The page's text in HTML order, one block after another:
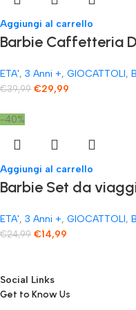
Aggiungi al carrello
​Barbie Caffetteria
ETA', 3 Anni +, GIOCATTOLI,
€39,99 €29,99
-40%
Aggiungi al carrello
Barbie Set da
ETA', 3 Anni +, GIOCATTOLI,
€24,99 €14,99
Social Links
Get to Know Us